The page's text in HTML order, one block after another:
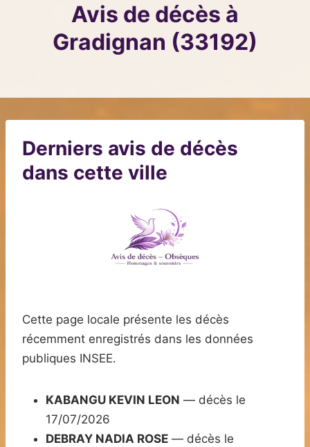
Avis de décès à
Gradignan (33192)
Derniers avis de décès
dans cette ville
Cette page locale présente les décès
récemment enregistrés dans les données
publiques INSEE.
KABANGU KEVIN LEON — décès le
17/07/2026
DEBRAY NADIA ROSE — décès le